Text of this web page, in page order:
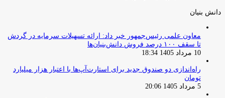
دانش‌ بنیان‌
معاون علمی رئیس‌جمهور خبر داد: ارائه تسهیلات سرمایه در گردش
تا سقف ۱۰۰ درصد فروش دانش‌بنیان‌ها
10 مرداد 1405 18:34
راه‌اندازی دو صندوق جدید برای استارت‌آپ‌ها با اعتبار هزار میلیارد
تومان
5 مرداد 1405 20:06